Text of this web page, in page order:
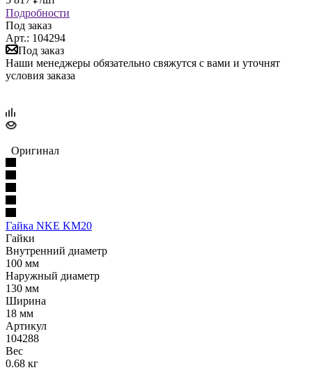
Подробности
Под заказ
Арт.: 104294
Под заказ
Наши менеджеры обязательно свяжутся с вами и уточнят
условия заказа
Оригинал
Гайка NKE KM20
Гайки
Внутренний диаметр
100 мм
Наружный диаметр
130 мм
Ширина
18 мм
Артикул
104288
Вес
0.68 кг